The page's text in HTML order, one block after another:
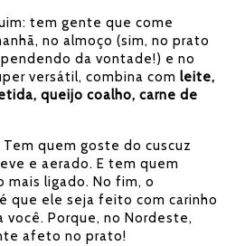
tem gente que come
no almoço (sim, no prato
da vontade!) e no
versátil, combina com leite,
queijo coalho, carne de
quem goste do cuscuz
e aerado. E tem quem
mais ligado. No fim, o
que ele seja feito com carinho
Porque, no Nordeste,
afeto no prato!